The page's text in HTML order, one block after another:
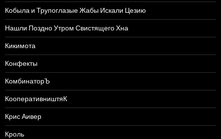
Кобыла и Трупоглазые Жабы Искали Цезию
Нашли Поздно Утром Свистящего Хна
Кикимота
Конфекты
КомбинаторЪ
КооперативништяК
Крис Аивер
Кроль